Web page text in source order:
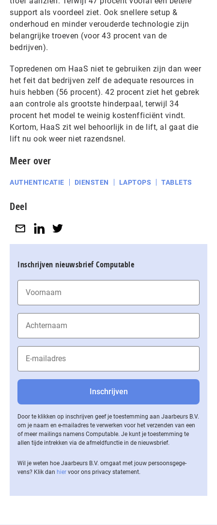
support als voordeel ziet. Ook snellere setup &
onderhoud en minder verouderde technologie zijn
belangrijke troeven (voor 43 procent van de
bedrijven).
Topredenen om HaaS niet te gebruiken zijn dan weer
het feit dat bedrijven zelf de adequate resources in
huis hebben (56 procent). 42 procent ziet het gebrek
aan controle als grootste hinderpaal, terwijl 34
procent het model te weinig kostenfficiënt vindt.
Kortom, HaaS zit wel behoorlijk in de lift, al gaat die
lift nu ook weer niet razendsnel.
Meer over
AUTHENTICATIE DIENSTEN LAPTOPS TABLETS
Deel
Inschrijven nieuwsbrief Computable
Door te klikken op inschrijven geef je toestemming aan Jaarbeurs B.V.
om je naam en e-mailadres te verwerken voor het verzenden van een
of meer mailings namens Computable. Je kunt je toestemming te
allen tijde intrekken via de af­meld­func­tie in de nieuwsbrief.
Wil je weten hoe Jaarbeurs B.V. omgaat met jouw per­soons­ge­ge­
vens? Klik dan hier voor ons privacy statement.